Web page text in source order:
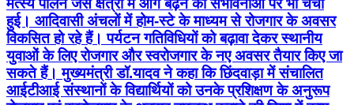
मत्स्य पालन जैसे क्षेत्रों में आगे बढ़ने की संभावनाओं पर भी चर्चा
हुई। आदिवासी अंचलों में होम-स्टे के माध्यम से रोजगार के अवसर
विकसित हो रहे हैं। पर्यटन गतिविधियों को बढ़ावा देकर स्थानीय
युवाओं के लिए रोजगार और स्वरोजगार के नए अवसर तैयार किए जा
सकते हैं। मुख्यमंत्री डॉ.यादव ने कहा कि छिंदवाड़ा में संचालित
आईटीआई संस्थानों के विद्यार्थियों को उनके प्रशिक्षण के अनुरूप